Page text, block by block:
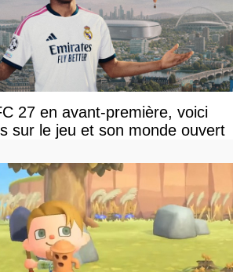
27 en avant-première, voici
sur le jeu et son monde ouvert